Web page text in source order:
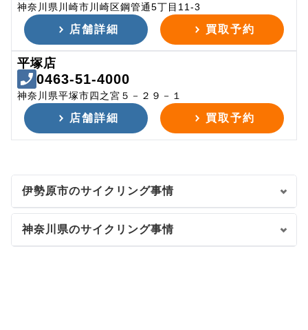
神奈川県川崎市川崎区鋼管通5丁目11-3
店舗詳細 買取予約
平塚店
0463-51-4000
神奈川県平塚市四之宮５－２９－１
店舗詳細 買取予約
伊勢原市のサイクリング事情
神奈川県のサイクリング事情